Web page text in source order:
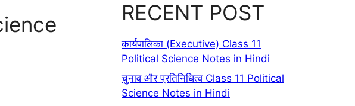
RECENT POST
कार्यपालिका (Executive) Class 11
Political Science Notes in Hindi
चुनाव और प्रतिनिधित्व Class 11 Political
Science Notes in Hindi